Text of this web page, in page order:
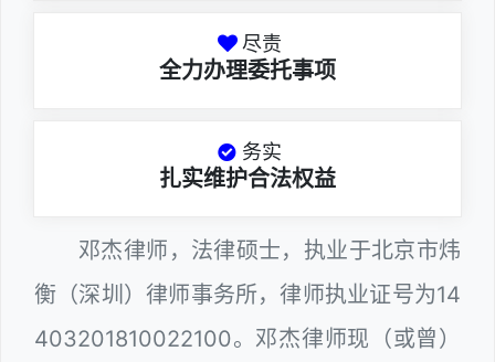
尽责
全力办理委托事项
务实
扎实维护合法权益
邓杰律师，法律硕士，执业于北京市炜
衡（深圳）律师事务所，律师执业证号为14
403201810022100。邓杰律师现（或曾）